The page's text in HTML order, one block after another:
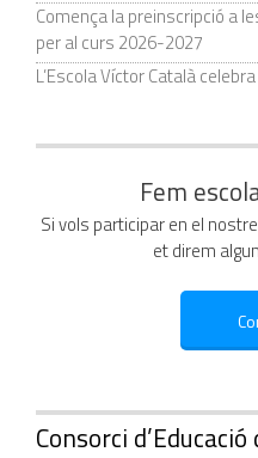
Comença la preinscripció a
per al curs 2026-2027
L’Escola Víctor Català
Fem
Si vols participar en el
et direm
Consorci